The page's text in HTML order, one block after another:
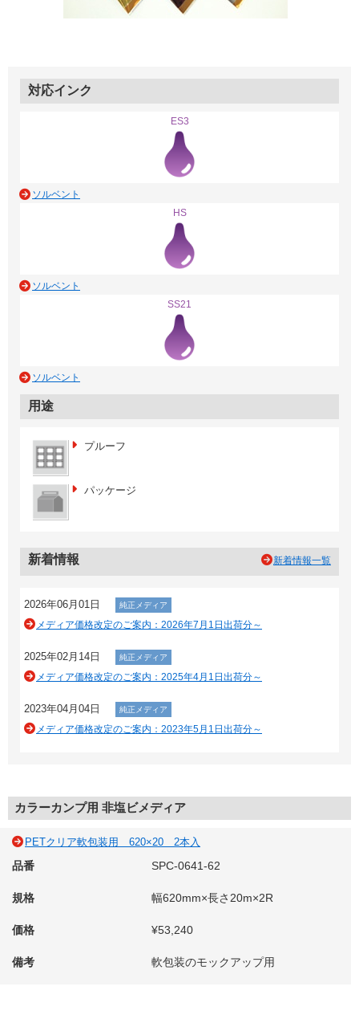
対応インク
ES3
ソルベント
HS
ソルベント
SS21
ソルベント
用途
プルーフ
パッケージ
新着情報 新着情報一覧
2026年06月01日 純正メディア
メディア価格改定のご案内：2026年7月1日出荷分～
2025年02月14日 純正メディア
メディア価格改定のご案内：2025年4月1日出荷分～
2023年04月04日 純正メディア
メディア価格改定のご案内：2023年5月1日出荷分～
カラーカンプ用 非塩ビメディア
PETクリア軟包装用 620×20 2本入
品番 SPC-0641-62
規格 幅620mm×長さ20m×2R
価格 ¥53,240
備考 軟包装のモックアップ用